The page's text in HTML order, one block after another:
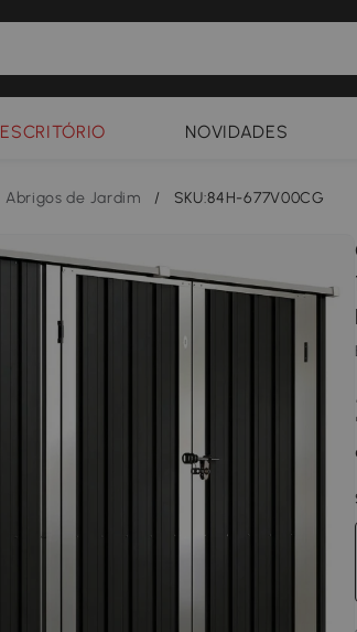
NOVIDADES
Abrigos de Jardim / SKU:84H-677V00CG